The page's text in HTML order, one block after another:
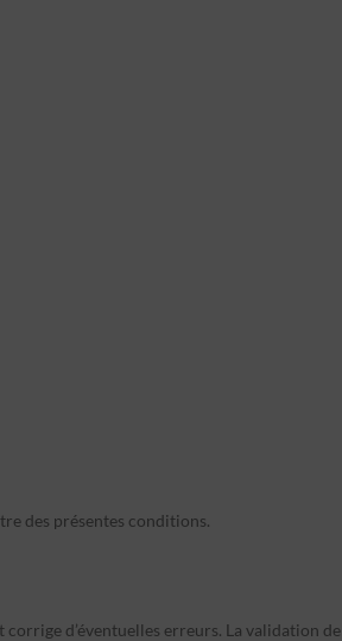
des présentes conditions.
d’éventuelles erreurs. La validation de